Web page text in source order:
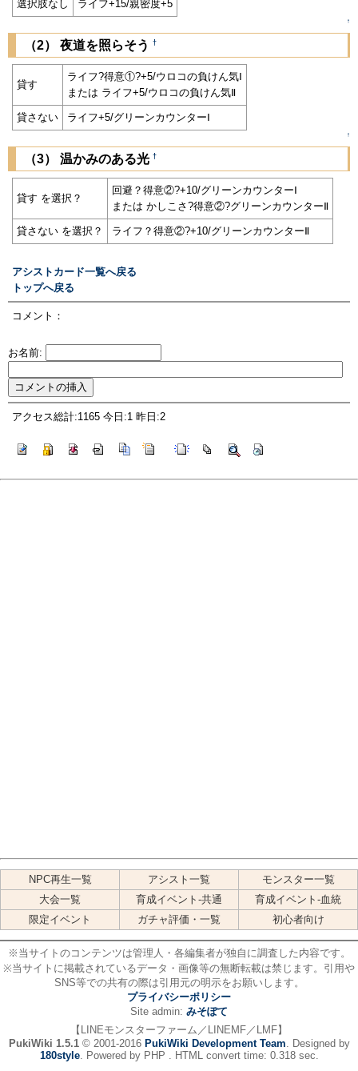
選択肢なし ライフ+15/親密度+5
↑
（2） 夜道を照らそう †
貸す
ライフ?得意①?+5/ウロコの負けん気Ⅰ
または ライフ+5/ウロコの負けん気Ⅱ
貸さない ライフ+5/グリーンカウンターⅠ
↑
（3） 温かみのある光 †
貸す を選択？
回避？得意②?+10/グリーンカウンターⅠ
または かしこさ?得意②?グリーンカウンターⅡ
貸さない を選択？ ライフ？得意②?+10/グリーンカウンターⅡ
アシストカード一覧へ戻る
トップへ戻る
コメント：
お名前:
アクセス総計:1165 今日:1 昨日:2
NPC再生一覧 アシスト一覧
モンスター一覧
大会一覧
育成イベント-共通
育成イベント-血統
限定イベント
ガチャ評価・一覧 初心者向け
※当サイトのコンテンツは管理人・各編集者が独自に調査した内容です。
※当サイトに掲載されているデータ・画像等の無断転載は禁じます。引用や
SNS等での共有の際は引用元の明示をお願いします。
プライバシーポリシー
Site admin: みそぽて
【LINEモンスターファーム／LINEMF／LMF】
PukiWiki 1.5.1© 2001-2016 PukiWiki Development Team. Designed by
180style. Powered by PHP . HTML convert time: 0.318 sec.